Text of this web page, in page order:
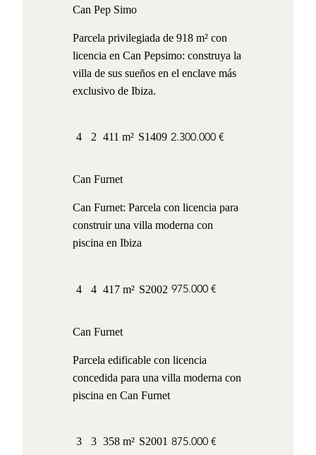
Can Pep Simo
Parcela privilegiada de 918 m² con
licencia en Can Pepsimo: construya la
villa de sus sueños en el enclave más
exclusivo de Ibiza.
4 2 411 m² S1409 2.300.000 €
Can Furnet
Can Furnet: Parcela con licencia para
construir una villa moderna con
piscina en Ibiza
4 4 417 m² S2002 975.000 €
Can Furnet
Parcela edificable con licencia
concedida para una villa moderna con
piscina en Can Furnet
3 3 358 m² S2001 875.000 €